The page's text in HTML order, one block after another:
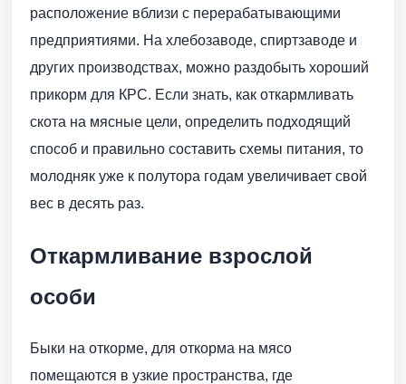
расположение вблизи с перерабатывающими
предприятиями. На хлебозаводе, спиртзаводе и
других производствах, можно раздобыть хороший
прикорм для КРС. Если знать, как откармливать
скота на мясные цели, определить подходящий
способ и правильно составить схемы питания, то
молодняк уже к полутора годам увеличивает свой
вес в десять раз.
Откармливание взрослой
особи
Быки на откорме, для откорма на мясо
помещаются в узкие пространства, где